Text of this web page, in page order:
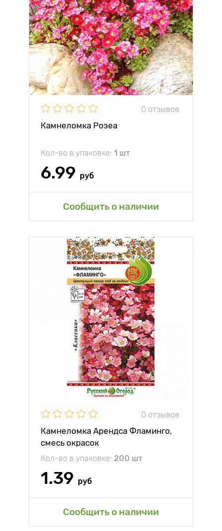
0 отзывов
Камнеломка Розеа
Кол-во в упаковке: 1 шт
6.99 руб
Сообщить о наличии
0 отзывов
Камнеломка Арендса Фламинго,
смесь окрасок
Кол-во в упаковке: 200 шт
1.39 руб
Сообщить о наличии